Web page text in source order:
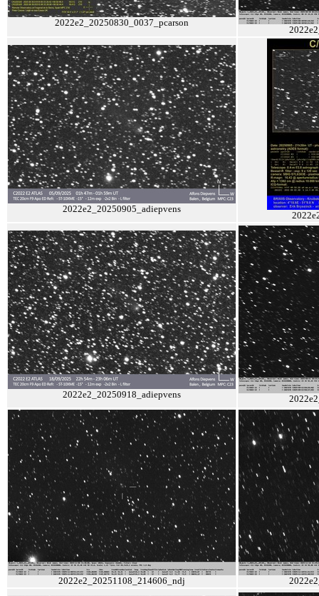
2022e2_20250830_0037_pcarson
2022e2_20250905_adiepvens
2022e2_20250918_adiepvens
2022e2_20251108_214606_ndj